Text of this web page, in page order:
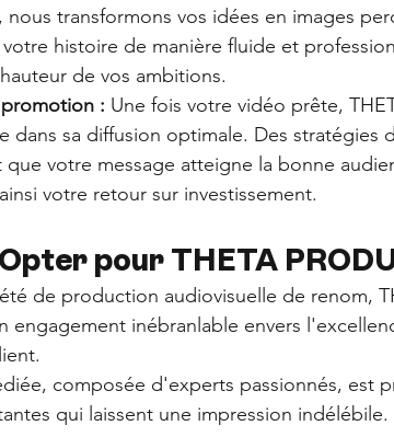
nous transformons vos idées en images
histoire de manière fluide et
de vos ambitions.
: Une fois votre vidéo prête,
dans sa diffusion optimale. Des stratégies
que votre message atteigne la bonne
votre retour sur investissement.
pour THETA
de production audiovisuelle de renom,
engagement inébranlable envers
composée d'experts passionnés, est
qui laissent une impression indélébile.